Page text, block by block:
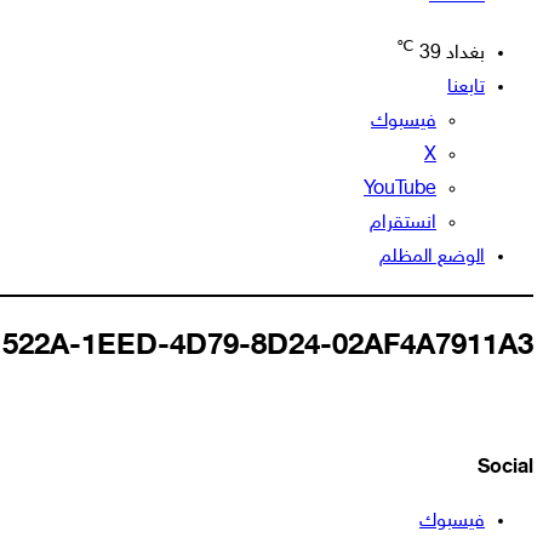
بغداد 39
℃
تابعنا
فيسبوك
‫X
‫YouTube
انستقرام
الوضع المظلم
1EED-4D79-8D24-02AF4A7911A3
Social
فيسبوك